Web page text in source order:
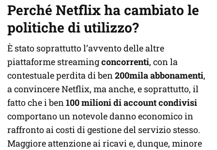
Perché Netflix ha cambiato le
politiche di utilizzo?
È stato soprattutto l’avvento delle altre
piattaforme streamingconcorrenti, con la
contestuale perdita di ben200mila abbonamenti,
a convincere Netflix, ma anche, e soprattutto, il
fatto che i ben100 milioni di account condivisi
comportano un notevole danno economico in
raffronto ai costi di gestione del servizio stesso.
Maggiore attenzione ai ricavi e, dunque, minore